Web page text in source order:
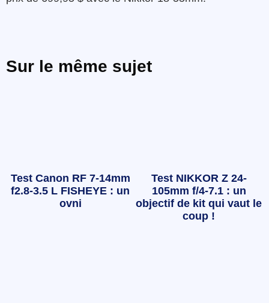
Sur le même sujet
Test Canon RF 7-14mm
f2.8-3.5 L FISHEYE : un
ovni
Test NIKKOR Z 24-
105mm f/4-7.1 : un
objectif de kit qui vaut le
coup !